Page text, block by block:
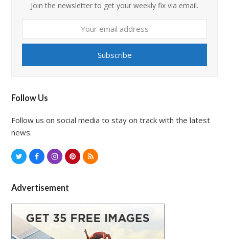
Join the newsletter to get your weekly fix via email.
email
Subscribe
Follow Us
Follow us on social media to stay on track with the latest
news.
T
i
t
t
e
c
e
b
o
s
t
a
P
t
e
R
Advertisement